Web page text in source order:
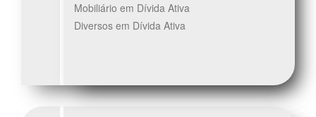
Mobiliário em Dívida Ativa
Diversos em Dívida Ativa